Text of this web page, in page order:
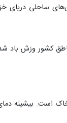
ساحلی دریای
کشور وزش باد